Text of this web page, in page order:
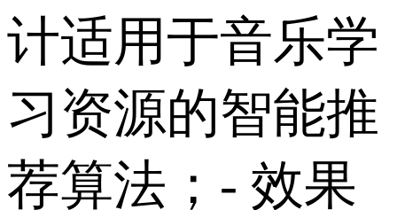
计适用于音乐学
习资源的智能推
荐算法； - 效果